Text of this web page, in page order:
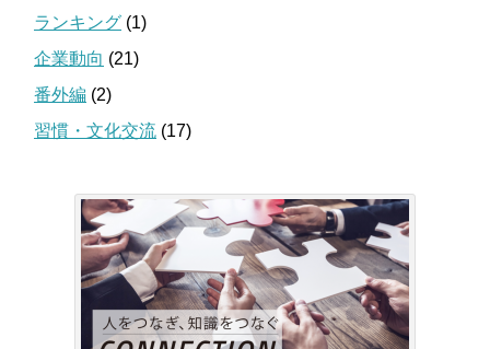
ランキング (1)
企業動向 (21)
番外編 (2)
習慣・文化交流 (17)